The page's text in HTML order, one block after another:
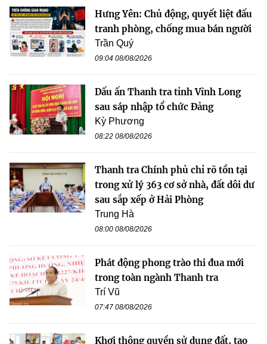
Hưng Yên: Chủ động, quyết liệt đấu
tranh phòng, chống mua bán người
Trần Quý
09:04 08/08/2026
Dấu ấn Thanh tra tỉnh Vĩnh Long
sau sáp nhập tổ chức Đảng
Kỳ Phương
08:22 08/08/2026
Thanh tra Chính phủ chỉ rõ tồn tại
trong xử lý 363 cơ sở nhà, đất dôi dư
sau sắp xếp ở Hải Phòng
Trung Hà
08:00 08/08/2026
Phát động phong trào thi đua mới
trong toàn ngành Thanh tra
Trí Vũ
07:47 08/08/2026
Khơi thông quyền sử dụng đất, tạo